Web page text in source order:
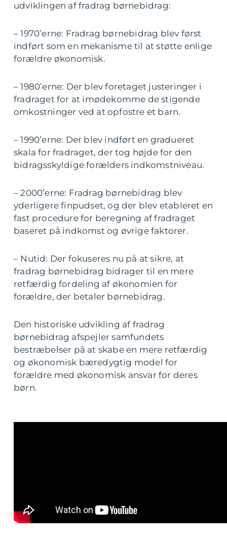
udviklingen af fradrag børnebidrag:
– 1970’erne: Fradrag børnebidrag blev først
indført som en mekanisme til at støtte enlige
forældre økonomisk.
– 1980’erne: Der blev foretaget justeringer i
fradraget for at imødekomme de stigende
omkostninger ved at opfostre et barn.
– 1990’erne: Der blev indført en gradueret
skala for fradraget, der tog højde for den
bidragsskyldige forælders indkomstniveau.
– 2000’erne: Fradrag børnebidrag blev
yderligere finpudset, og der blev etableret en
fast procedure for beregning af fradraget
baseret på indkomst og øvrige faktorer.
– Nutid: Der fokuseres nu på at sikre, at
fradrag børnebidrag bidrager til en mere
retfærdig fordeling af økonomien for
forældre, der betaler børnebidrag.
Den historiske udvikling af fradrag
børnebidrag afspejler samfundets
bestræbelser på at skabe en mere retfærdig
og økonomisk bæredygtig model for
forældre med økonomisk ansvar for deres
børn.